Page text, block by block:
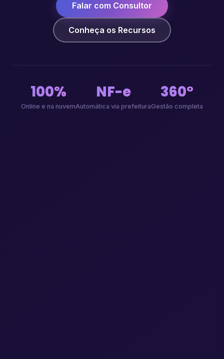
Falar com Consultor
Conheça os Recursos
100%
Online e na nuvem
NF-e
Automática via prefeitura
360°
Gestão completa